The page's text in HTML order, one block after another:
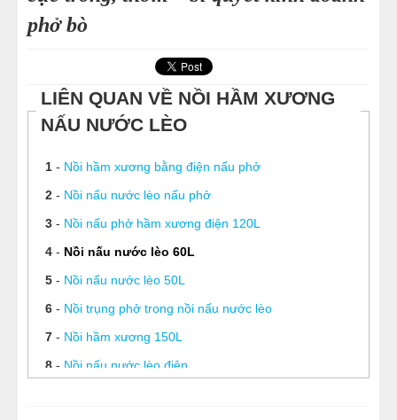
phở bò
LIÊN QUAN VỀ NỒI HẦM XƯƠNG
NẤU NƯỚC LÈO
1- Nồi hầm xương bằng điện nấu phở
2- Nồi nấu nước lèo nấu phở
3- Nồi nấu phở hầm xương điện 120L
4- Nồi nấu nước lèo 60L
5- Nồi nấu nước lèo 50L
6- Nồi trụng phở trong nồi nấu nước lèo
7- Nồi hầm xương 150L
8- Nồi nấu nước lèo điện